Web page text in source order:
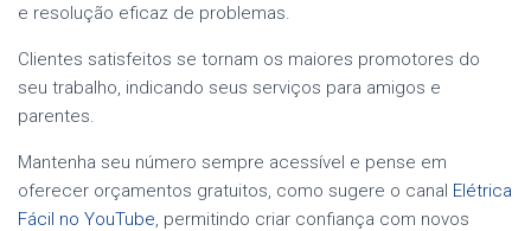
e resolução eficaz de problemas.
Clientes satisfeitos se tornam os maiores promotores do
seu trabalho, indicando seus serviços para amigos e
parentes.
Mantenha seu número sempre acessível e pense em
oferecer orçamentos gratuitos, como sugere o canal Elétrica
Fácil no YouTube, permitindo criar confiança com novos